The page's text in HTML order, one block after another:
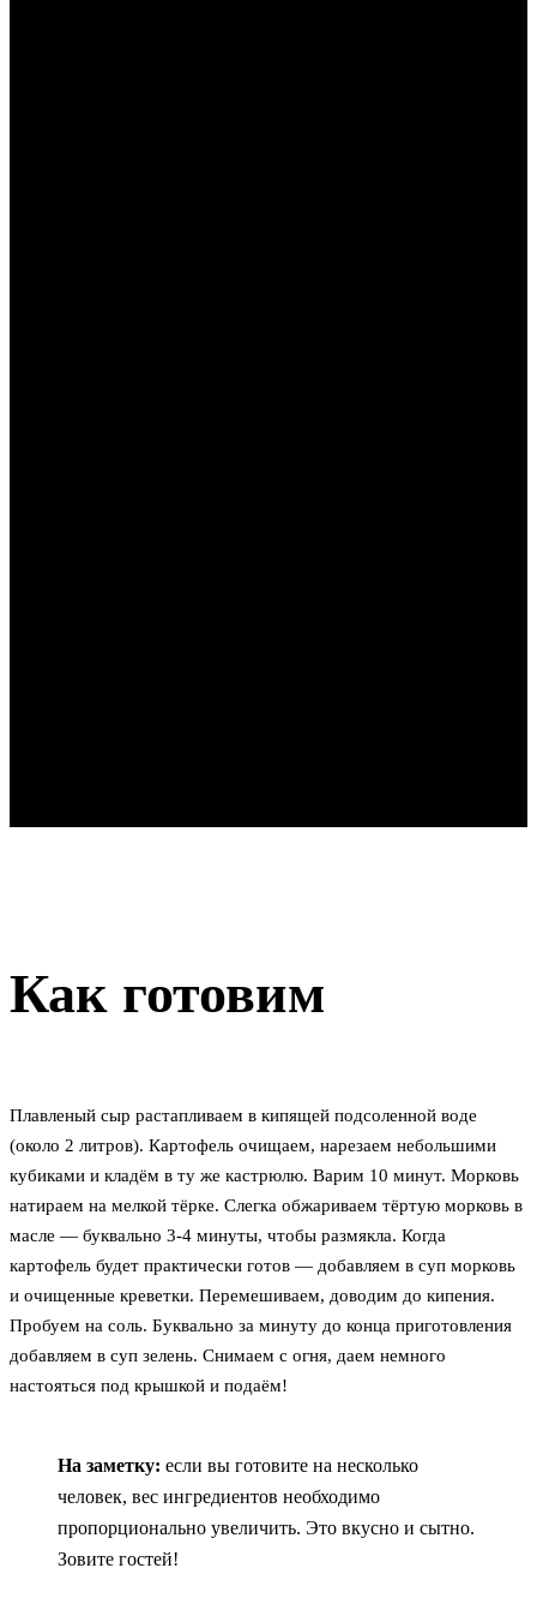
Как готовим
Плавленый сыр растапливаем в кипящей подсоленной воде
(около 2 литров). Картофель очищаем, нарезаем небольшими
кубиками и кладём в ту же кастрюлю. Варим 10 минут. Морковь
натираем на мелкой тёрке. Слегка обжариваем тёртую морковь в
масле — буквально 3-4 минуты, чтобы размякла. Когда
картофель будет практически готов — добавляем в суп морковь
и очищенные креветки. Перемешиваем, доводим до кипения.
Пробуем на соль. Буквально за минуту до конца приготовления
добавляем в суп зелень. Снимаем с огня, даем немного
настояться под крышкой и подаём!
На заметку: если вы готовите на несколько
человек, вес ингредиентов необходимо
пропорционально увеличить. Это вкусно и сытно.
Зовите гостей!